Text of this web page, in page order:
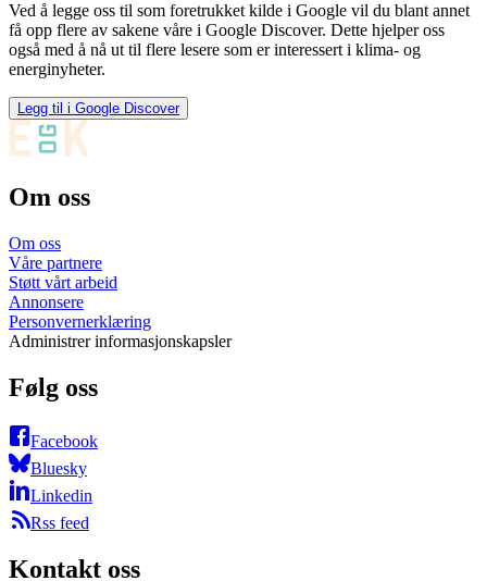
Ved å legge oss til som foretrukket kilde i Google vil du blant annet
få opp flere av sakene våre i Google Discover. Dette hjelper oss
også med å nå ut til flere lesere som er interessert i klima- og
energinyheter.
Legg til i Google Discover
Om oss
Om oss
Våre partnere
Støtt vårt arbeid
Annonsere
Personvernerklæring
Administrer informasjonskapsler
Følg oss
Facebook
Bluesky
Linkedin
Rss feed
Kontakt oss